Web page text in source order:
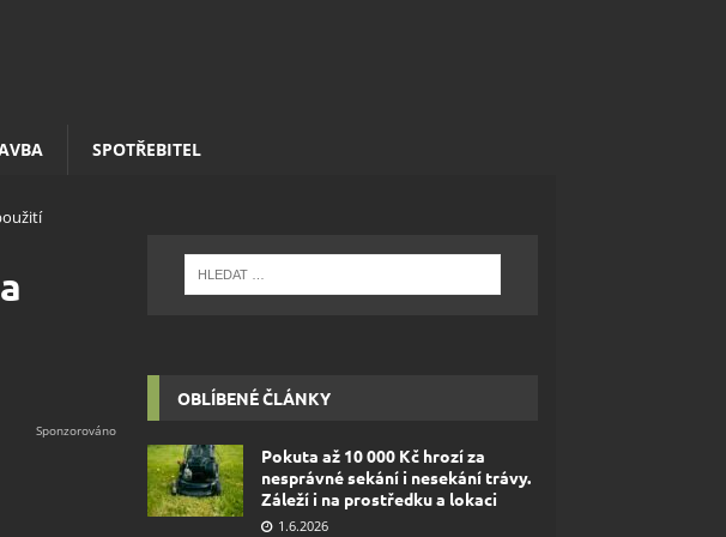
SPOTŘEBITEL
OBLÍBENÉ ČLÁNKY
Pokuta až 10 000 Kč hrozí za
nesprávné sekání i nesekání trávy.
Záleží i na prostředku a lokaci
1.6.2026